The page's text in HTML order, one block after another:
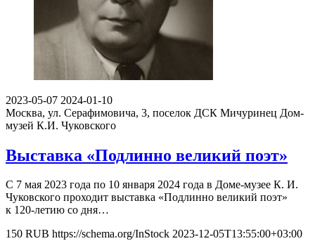
2023-05-07 2024-01-10
Москва, ул. Серафимовича, 3, поселок ДСК Мичуринец Дом-
музей К.И. Чуковского
Выставка «Подлинно великий поэт»
С 7 мая 2023 года по 10 января 2024 года в Доме-музее К. И.
Чуковского проходит выставка «Подлинно великий поэт»
к 120-летию со дня…
150 RUB https://schema.org/InStock 2023-12-05T13:55:00+03:00